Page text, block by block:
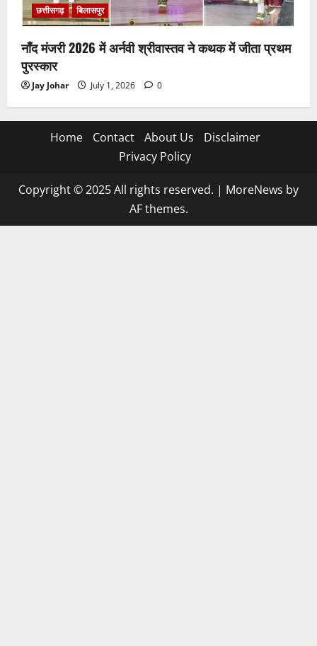
छत्तीसगढ़ बिलासपुर
नाँद मंजरी 2026 में अर्नवी श्रीवास्तव ने कथक में जीता प्रथम
पुरस्कार
Jay Johar July 1, 2026 0
Home Contact About Us
Disclaimer
Privacy Policy
Copyright © 2025 All rights reserved. | MoreNews by
AF themes.